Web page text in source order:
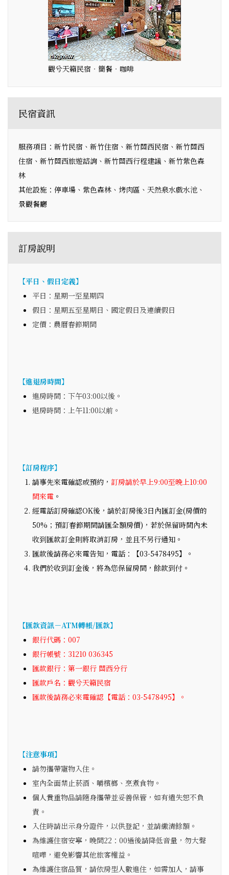
觀兮天籟民宿‧簡餐‧咖啡
民宿資訊
服務項目：新竹民宿、新竹住宿、新竹關西民宿、新竹關西
住宿、新竹關西旅遊諮詢、新竹關西行程建議、新竹紫色森
林
其他設施：停車場、紫色森林、烤肉區、天然泉水戲水池、
景觀餐廳
訂房說明
【平日、假日定義】
平日：星期一至星期四
假日：星期五至星期日、國定假日及連續假日
定價：農曆春節期間
【進退房時間】
進房時間：下午03:00以後。
退房時間：上午11:00以前。
【訂房程序】
請事先來電確認或預約， 訂房請於早上9:00至晚上10:00
間來電 。
經電話訂房確認OK後，請於訂房後3日內匯訂金(房價的
50%；預訂春節期間請匯全額房價)，若於保留時間內未
收到匯款訂金則將取消訂房，並且不另行通知。
匯款後請務必來電告知，電話：【03-5478495】。
我們於收到訂金後，將為您保留房間，餘款到付。
【匯款資訊－ATM轉帳/匯款】
銀行代碼：007
銀行帳號：31210 036345
匯款銀行：第一銀行 關西分行
匯款戶名：觀兮天籟民宿
匯款後請務必來電確認【電話：03-5478495】。
【注意事項】
請勿攜帶寵物入住。
室內全面禁止菸酒、嚼檳榔、烹煮食物。
個人貴重物品請隨身攜帶並妥善保管，如有遺失恕不負
責。
入住時請出示身分證件，以供登記，並請繳清餘額。
為維護住宿安寧，晚間22：00過後請降低音量，勿大聲
喧嘩，避免影響其他旅客權益。
為維護住宿品質，請依房型人數進住，如需加人，請事